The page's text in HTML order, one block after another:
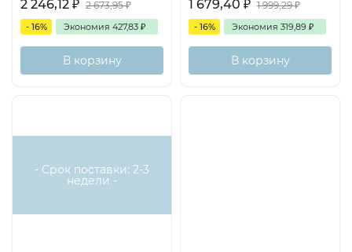
2 246,12 ₽ 2 673,95₽
- 16% Экономия 427,83 ₽
В корзину
1 679,40 ₽ 1 999,29₽
- 16% Экономия 319,89 ₽
В корзину
- Срок поставки: 2-3
недели -